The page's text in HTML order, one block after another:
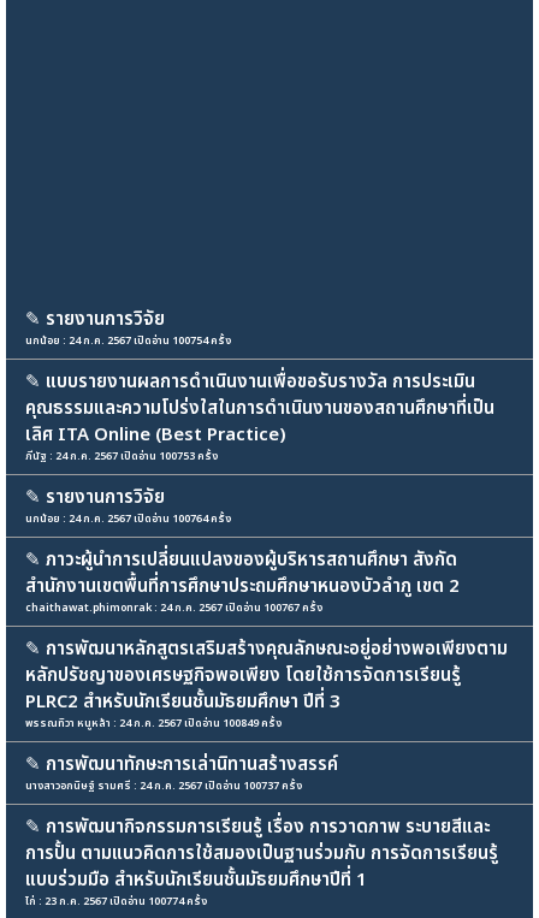
✎ รายงานการวิจัย
นกน้อย : 24 ก.ค. 2567 เปิดอ่าน 100754 ครั้ง
✎ แบบรายงานผลการดำเนินงานเพื่อขอรับรางวัล การประเมิน
คุณธรรมและความโปร่งใสในการดำเนินงานของสถานศึกษาที่เป็น
เลิศ ITA Online (Best Practice)
ภีนัฐ : 24 ก.ค. 2567 เปิดอ่าน 100753 ครั้ง
✎ รายงานการวิจัย
นกน้อย : 24 ก.ค. 2567 เปิดอ่าน 100764 ครั้ง
✎ ภาวะผู้นำการเปลี่ยนแปลงของผู้บริหารสถานศึกษา สังกัด
สำนักงานเขตพื้นที่การศึกษาประถมศึกษาหนองบัวลำภู เขต 2
chaithawat.phimonrak : 24 ก.ค. 2567 เปิดอ่าน 100767 ครั้ง
✎ การพัฒนาหลักสูตรเสริมสร้างคุณลักษณะอยู่อย่างพอเพียงตาม
หลักปรัชญาของเศรษฐกิจพอเพียง โดยใช้การจัดการเรียนรู้
PLRC2 สำหรับนักเรียนชั้นมัธยมศึกษา ปีที่ 3
พรรณทิวา หนูหล้า : 24 ก.ค. 2567 เปิดอ่าน 100849 ครั้ง
✎ การพัฒนาทักษะการเล่านิทานสร้างสรรค์
นางสาวอกนิษฐ์ รามศรี : 24 ก.ค. 2567 เปิดอ่าน 100737 ครั้ง
✎ การพัฒนากิจกรรมการเรียนรู้ เรื่อง การวาดภาพ ระบายสีและ
การปั้น ตามแนวคิดการใช้สมองเป็นฐานร่วมกับ การจัดการเรียนรู้
แบบร่วมมือ สำหรับนักเรียนชั้นมัธยมศึกษาปีที่ 1
ไก่ : 23 ก.ค. 2567 เปิดอ่าน 100774 ครั้ง